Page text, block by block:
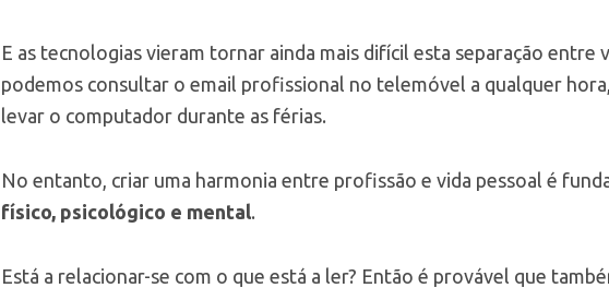
E as tecnologias vieram tornar ainda mais difícil esta separação entre
podemos consultar o email profissional no telemóvel a qualquer
levar o computador durante as férias.
No entanto, criar uma harmonia entre profissão e vida pessoal é
físico, psicológico e mental.
Está a relacionar-se com o que está a ler? Então é provável que